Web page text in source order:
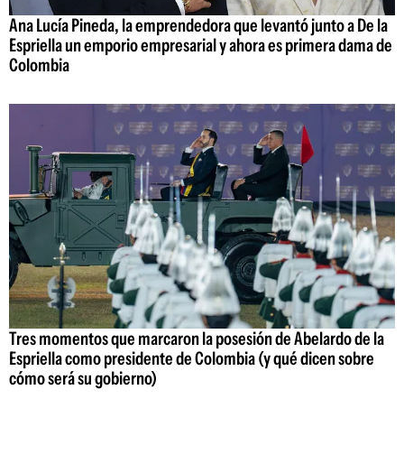
Ana Lucía Pineda, la emprendedora que levantó junto a De la
Espriella un emporio empresarial y ahora es primera dama de
Colombia
Tres momentos que marcaron la posesión de Abelardo de la
Espriella como presidente de Colombia (y qué dicen sobre
cómo será su gobierno)